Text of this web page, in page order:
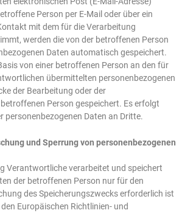
Person per E-Mail oder über ein
mit dem für die Verarbeitung
werden die von der betroffenen Person
Daten automatisch gespeichert.
von einer betroffenen Person an den für
übermittelten personenbezogenen
der Bearbeitung oder der
Person gespeichert. Es erfolgt
personenbezogenen Daten an Dritte.
und Sperrung von personenbezogenen
Verantwortliche verarbeitet und speichert
der betroffenen Person nur für den
des Speicherungszwecks erforderlich ist
Europäischen Richtlinien- und